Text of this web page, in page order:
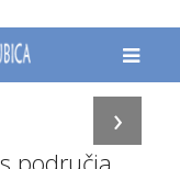
›
područja